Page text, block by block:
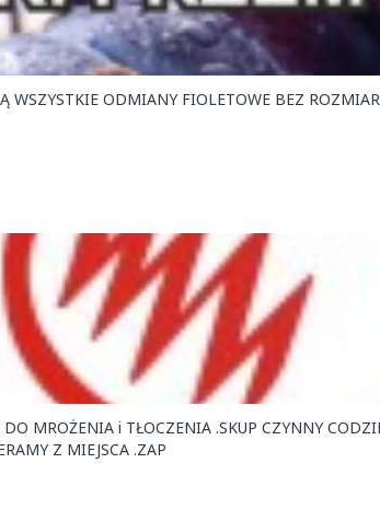
WSZYSTKIE ODMIANY FIOLETOWE BEZ
CODZIENNIE W MACIEJOWICACH k. GRÓJCA . ILOŚCI
Z MIEJSCA .ZAP